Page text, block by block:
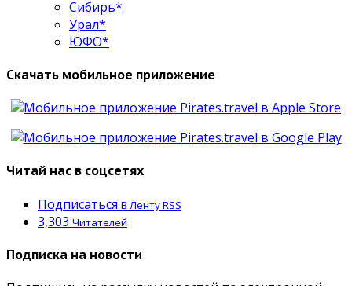
Сибирь*
Урал*
ЮФО*
Скачать мобильное приложение
Читай нас в соцсетях
Подписаться В Ленту RSS
3,303 Читателей
Подписка на новости